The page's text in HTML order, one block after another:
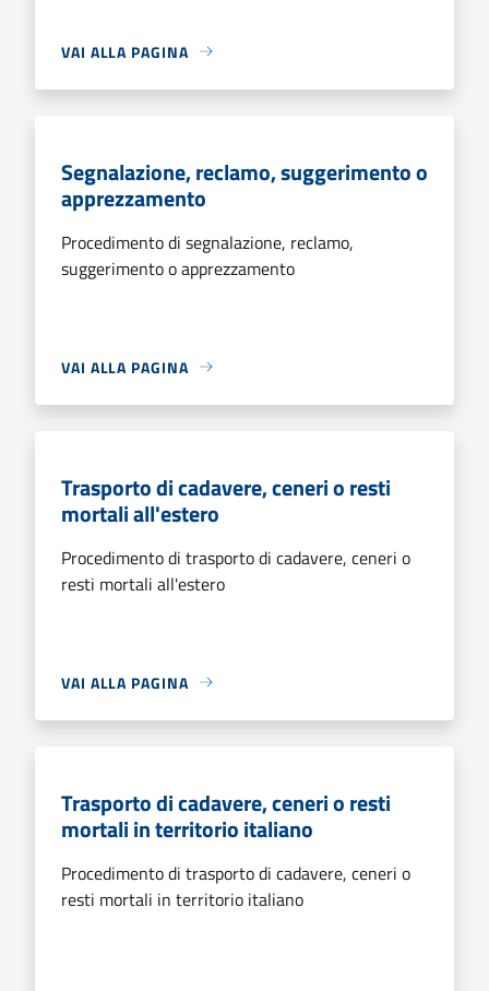
VAI ALLA PAGINA
Segnalazione, reclamo, suggerimento o
apprezzamento
Procedimento di segnalazione, reclamo,
suggerimento o apprezzamento
VAI ALLA PAGINA
Trasporto di cadavere, ceneri o resti
mortali all'estero
Procedimento di trasporto di cadavere, ceneri o
resti mortali all'estero
VAI ALLA PAGINA
Trasporto di cadavere, ceneri o resti
mortali in territorio italiano
Procedimento di trasporto di cadavere, ceneri o
resti mortali in territorio italiano